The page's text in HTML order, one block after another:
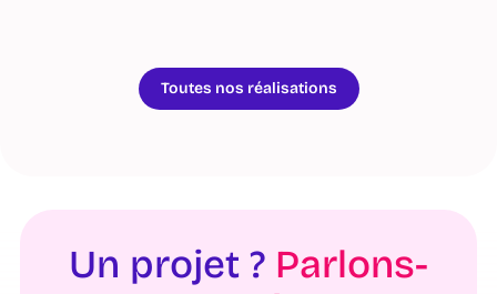
Toutes nos réalisations
Un projet ? Parlons-